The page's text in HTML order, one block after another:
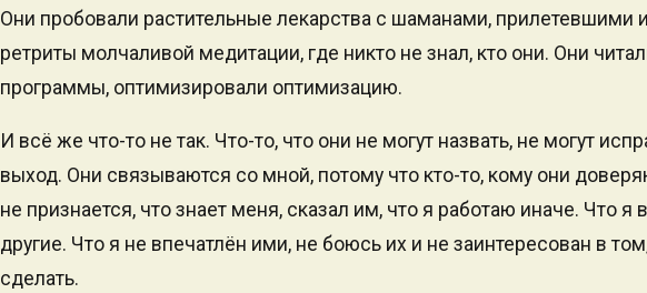
Они пробовали растительные лекарства с шаманами, прилетевшими
ретриты молчаливой медитации, где никто не знал, кто они. Они
программы, оптимизировали оптимизацию.
И всё же что-то не так. Что-то, что они не могут назвать, не могут
выход. Они связываются со мной, потому что кто-то, кому они
не признается, что знает меня, сказал им, что я работаю иначе. Что я
другие. Что я не впечатлён ими, не боюсь их и не заинтересован в
сделать.